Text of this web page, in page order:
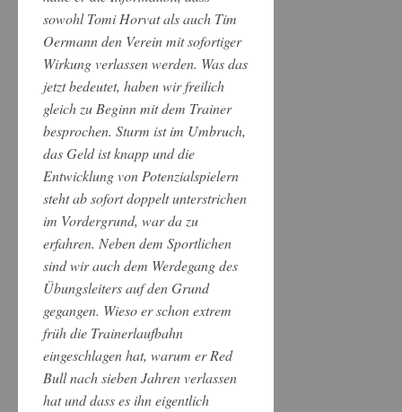
sowohl Tomi Horvat als auch Tim
Oermann den Verein mit sofortiger
Wirkung verlassen werden. Was das
jetzt bedeutet, haben wir freilich
gleich zu Beginn mit dem Trainer
besprochen. Sturm ist im Umbruch,
das Geld ist knapp und die
Entwicklung von Potenzialspielern
steht ab sofort doppelt unterstrichen
im Vordergrund, war da zu
erfahren. Neben dem Sportlichen
sind wir auch dem Werdegang des
Übungsleiters auf den Grund
gegangen. Wieso er schon extrem
früh die Trainerlaufbahn
eingeschlagen hat, warum er Red
Bull nach sieben Jahren verlassen
hat und dass es ihn eigentlich